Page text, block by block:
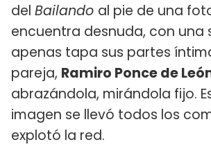
del Bailando al pie de una
encuentra desnuda, con una
apenas tapa sus partes
pareja, Ramiro Ponce de
abrazándola, mirándola fijo.
imagen se llevó todos los
explotó la red.